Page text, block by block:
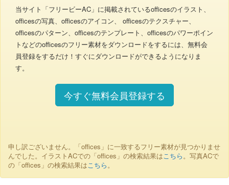
当サイト「フリービーAC」に掲載されているofficesのイラスト、
officesの写真、officesのアイコン、 officesのテクスチャー、
officesのパターン、officesのテンプレート、officesのパワーポイン
トなどのofficesのフリー素材をダウンロードをするには、無料会
員登録をするだけ！すぐにダウンロードができるようになりま
す。
今すぐ無料会員登録する
申し訳ございません。「offices」に一致するフリー素材が見つかりませ
んでした。イラストACでの「offices」の検索結果はこちら。写真ACで
の「offices」の検索結果はこちら。